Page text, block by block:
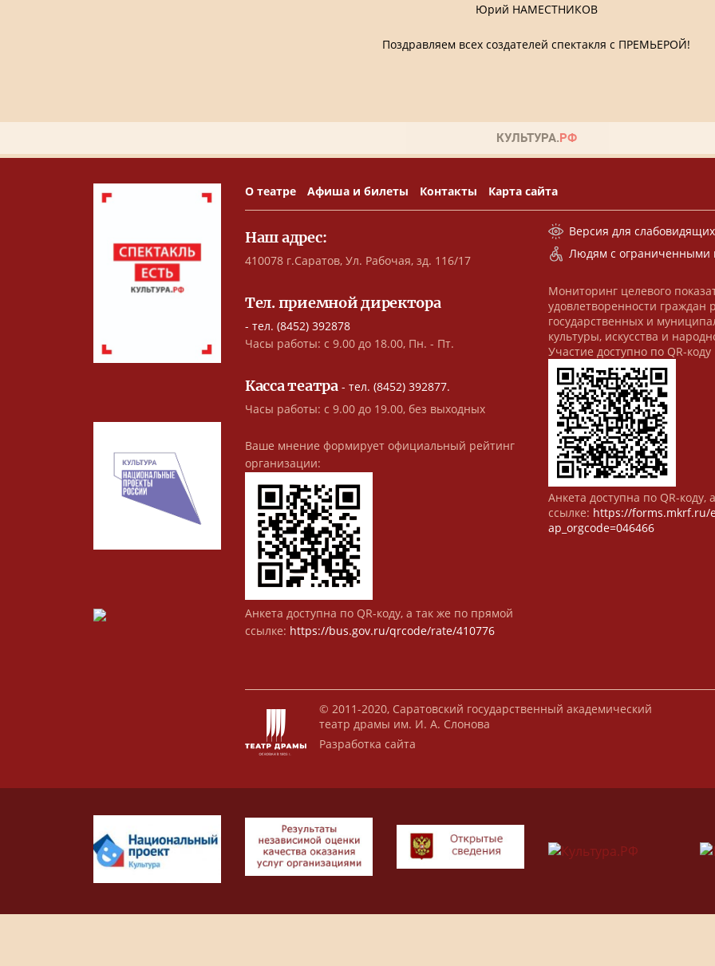
Юрий НАМЕСТНИКОВ
Поздравляем всех создателей спектакля с ПРЕМЬЕРОЙ!
О театре Афиша и билеты Контакты Карта сайта
Наш адрес:
410078 г.Саратов, Ул. Рабочая, зд. 116/17
Тел. приемной директора
- тел. (8452) 392878
Часы работы: с 9.00 до 18.00, Пн. - Пт.
Касса театра- тел. (8452) 392877.
Часы работы: с 9.00 до 19.00, без выходных
Ваше мнение формирует официальный рейтинг
организации:
Анкета доступна по QR-коду, а так же по прямой
ссылке: https://bus.gov.ru/qrcode/rate/410776
Версия для слабовидящих
Людям с ограниченными
Мониторинг целевого
удовлетворенности граждан
государственных и
культуры, искусства и
Участие доступно по QR-коду
Анкета доступна по QR-
ссылке: https://forms.mkrf.ru/
ap_orgcode=046466
© 2011-2020, Саратовский государственный академический
театр драмы им. И. А. Слонова
Разработка сайта